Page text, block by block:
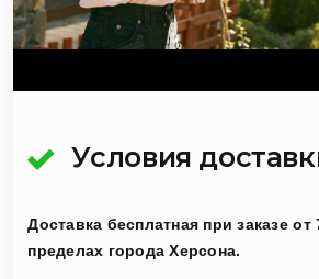
Условия
Доставка бесплатная при заказе от
пределах города Херсона.